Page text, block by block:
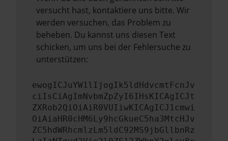
versucht hast, kontaktiere uns bitte. Wir
werden versuchen, das Problem zu
beheben. Du kannst uns diesen Text
schicken, um uns bei der Fehlersuche zu
unterstützen:
ewogICJuYW1lIjogIk5ldHdvcmtFcnJv
ciIsCiAgImNvbmZpZyI6IHsKICAgICJt
ZXRob2QiOiAiR0VUIiwKICAgICJ1cmwi
OiAiaHR0cHM6Ly9hcGkueC5ha3MtcHJv
ZC5hdWRhcmlzLm5ldC92MS9jbGllbnRz